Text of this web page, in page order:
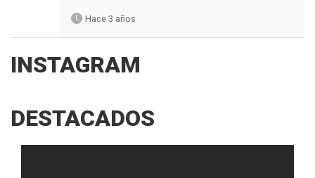
Hace 3 años
INSTAGRAM
DESTACADOS